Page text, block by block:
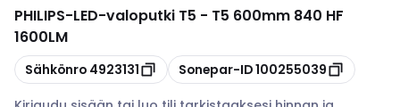
PHILIPS-LED-valoputki T5 - T5 600mm 840 HF
1600LM
Kopioi
Sähkönro 4923131 Kopioi
Sonepar-ID100255039